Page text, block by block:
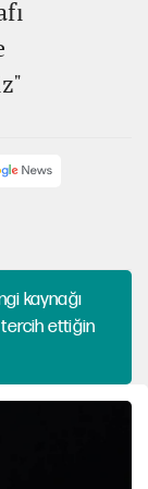
kaynağı
tercih ettiğin